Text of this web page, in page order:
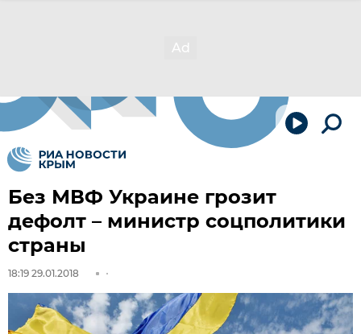
Без МВФ Украине грозит
дефолт – министр соцполитики
страны
18:19 29.01.2018